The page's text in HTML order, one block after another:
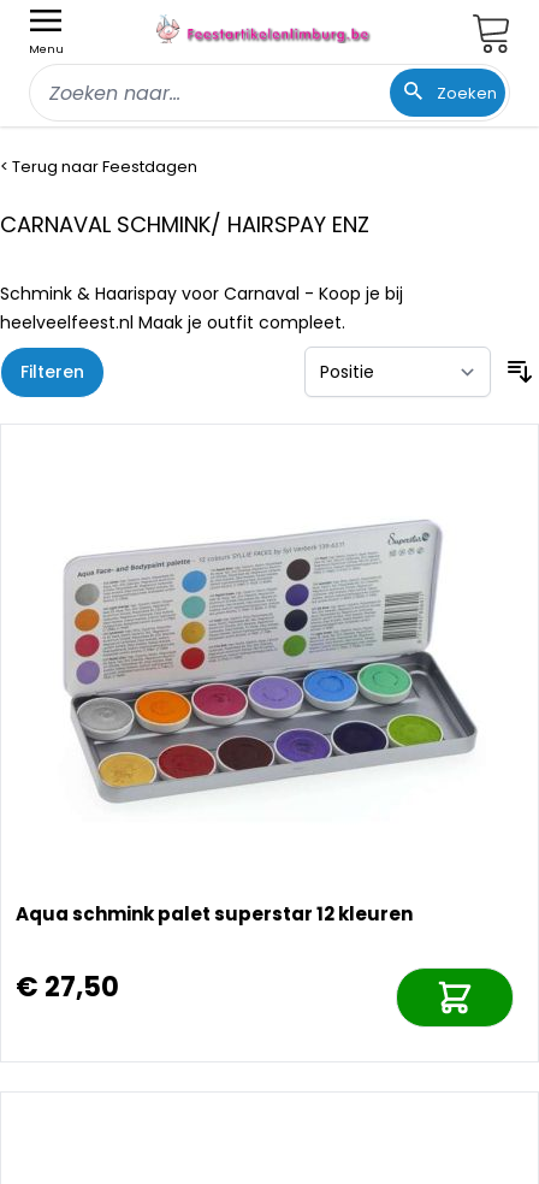
Menu
Zoeken
< Terug naar Feestdagen
CARNAVAL SCHMINK/ HAIRSPAY ENZ
Filteren
Aqua schmink palet superstar 12 kleuren
€ 27,50
Schmink & Haarispay voor Carnaval - Koop je bij
heelveelfeest.nl Maak je outfit compleet.